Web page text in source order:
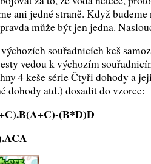
ani jedné straně. Když
může být jen jedna.
souřadnicích keš
vedou k výchozím
4 keše série Čtyři dohody a
dohody atd.) dosadit do vzorce:
(B*D)D